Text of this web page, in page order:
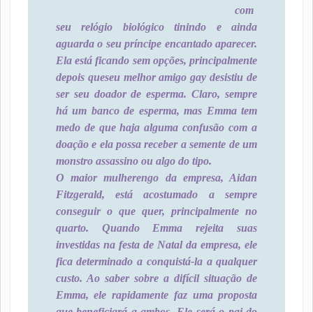
com
seu relógio biológico tinindo e ainda
aguarda o seu príncipe encantado aparecer.
Ela está ficando sem opções, principalmente
depois queseu melhor amigo gay desistiu de
ser seu doador de esperma. Claro, sempre
há um banco de esperma, mas Emma tem
medo de que haja alguma confusão com a
doação e ela possa receber a semente de um
monstro assassino ou algo do tipo.
O maior mulherengo da empresa, Aidan
Fitzgerald, está acostumado a sempre
conseguir o que quer, principalmente no
quarto. Quando Emma rejeita suas
investidas na festa de Natal da empresa, ele
fica determinado a conquistá-la a qualquer
custo. Ao saber sobre a difícil situação de
Emma, ele rapidamente faz uma proposta